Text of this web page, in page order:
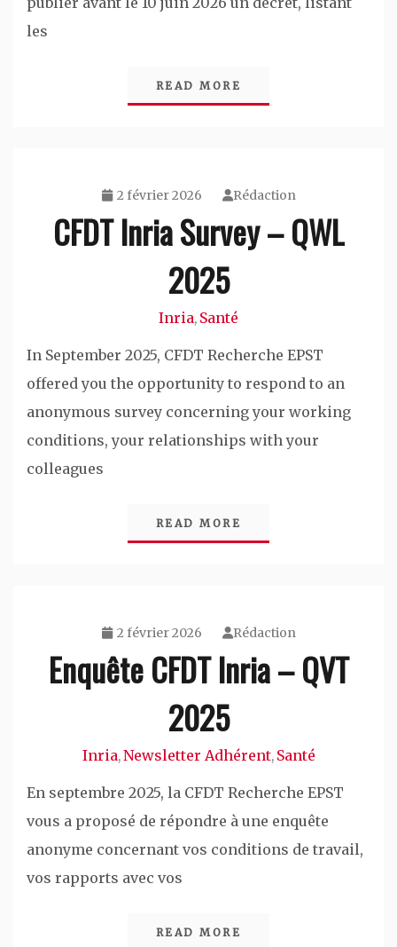
les
READ MORE
2 février 2026 Rédaction
CFDT Inria Survey – QWL
2025
Inria, Santé
In September 2025, CFDT Recherche EPST
offered you the opportunity to respond to an
anonymous survey concerning your working
conditions, your relationships with your
colleagues
READ MORE
2 février 2026 Rédaction
Enquête CFDT Inria – QVT
2025
Inria,Newsletter Adhérent, Santé
En septembre 2025, la CFDT Recherche EPST
vous a proposé de répondre à une enquête
anonyme concernant vos conditions de travail,
vos rapports avec vos
READ MORE